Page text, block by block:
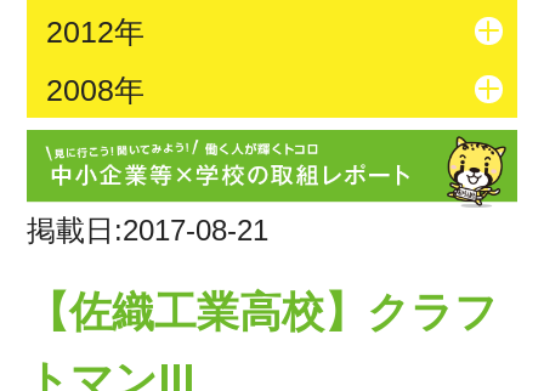
2012年
2008年
掲載日:2017-08-21
【佐織工業高校】クラフ
トマンⅢ